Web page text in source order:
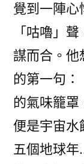
覺到一陣心
「咕嚕」
謀而合。他
的第一句
的氣味籠罩
便是宇宙水
五個地球